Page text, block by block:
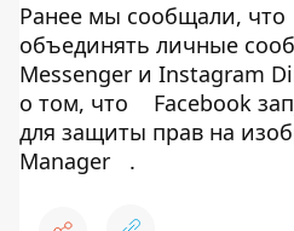
Ранее мы сообщали, что
объединять личные
Messenger и Instagram
о том, что
Facebook
для защиты прав на
Manager
.